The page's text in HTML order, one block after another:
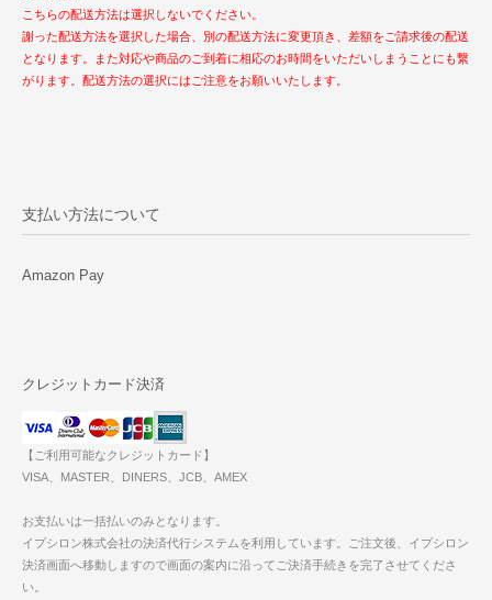
こちらの配送方法は選択しないでください。
謝った配送方法を選択した場合、別の配送方法に変更頂き、差額をご請求後の配送
となります。また対応や商品のご到着に相応のお時間をいただいしまうことにも繋
がります。配送方法の選択にはご注意をお願いいたします。
支払い方法について
Amazon Pay
クレジットカード決済
【ご利用可能なクレジットカード】
VISA、MASTER、DINERS、JCB、AMEX
お支払いは一括払いのみとなります。
イプシロン株式会社の決済代行システムを利用しています。ご注文後、イプシロン
決済画面へ移動しますので画面の案内に沿ってご決済手続きを完了させてくださ
い。